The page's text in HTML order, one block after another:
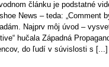
článku je podstatné
News – teda: „Comment
Najprv môj úvod –
hučala Západná
do ľudí v súvislosti s [...]